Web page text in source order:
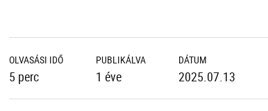
OLVASÁSI IDŐ
5 perc
PUBLIKÁLVA
1 éve
DÁTUM
2025.07.13